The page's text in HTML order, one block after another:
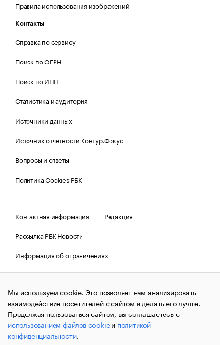
Правила использования изображений
Контакты
Справка по сервису
Поиск по ОГРН
Поиск по ИНН
Статистика и аудитория
Источники данных
Источник отчетности Контур.Фокус
Вопросы и ответы
Политика Cookies РБК
Контактная информация
Редакция
Рассылка РБК Новости
Информация об ограничениях
Правовая информация
О соблюдении авторских прав
© АО «РОСБИЗНЕСКОНСАЛТИНГ»,1995–2026.Сообщения
и материалы информационного агентства «РБК»
(зарегистрировано Федеральной службой по надзору в сфере
связи, информационных технологий и массовых
коммуникаций (Роскомнадзор) 09.12.2015 за номером ИА
№ФС77-63848) сопровождаются пометкой «РБК». Отдельные
публикации могут содержать информацию,
Мы используем cookie. Это позволяет нам анализировать
взаимодействие посетителей с сайтом и делать его лучше.
Продолжая пользоваться сайтом, вы соглашаетесь с
использованием файлов cookieи политикой
конфиденциальности.